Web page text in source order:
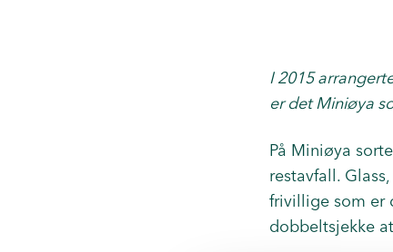
I 2015
er det Miniøya
På Miniøya
restavfall.
frivillige som er
dobbeltsjekke